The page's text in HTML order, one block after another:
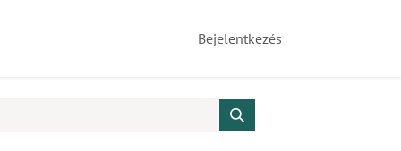
Bejelentkezés